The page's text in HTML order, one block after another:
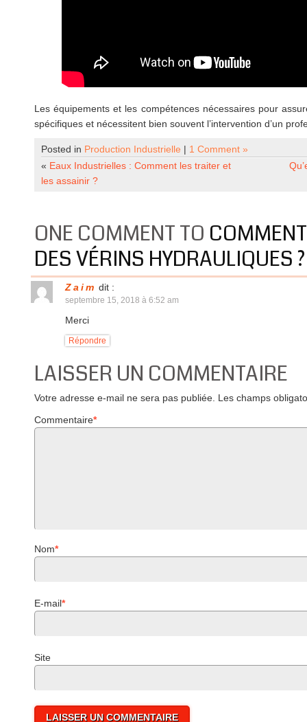
Les équipements et les compétences nécessaires pour
spécifiques et nécessitent bien souvent l’intervention d’un
Posted in Production Industrielle | 1 Comment »
« Eaux Industrielles : Comment les traiter et
les assainir ?
ONE COMMENT TO
DES VÉRINS HYDRAULIQUES ?
Zaim dit :
septembre 15, 2018 à 6:52 am
Merci
Répondre
LAISSER UN COMMENTAIRE
Votre adresse e-mail ne sera pas publiée. Les champs
Commentaire*
Nom*
E-mail*
Site